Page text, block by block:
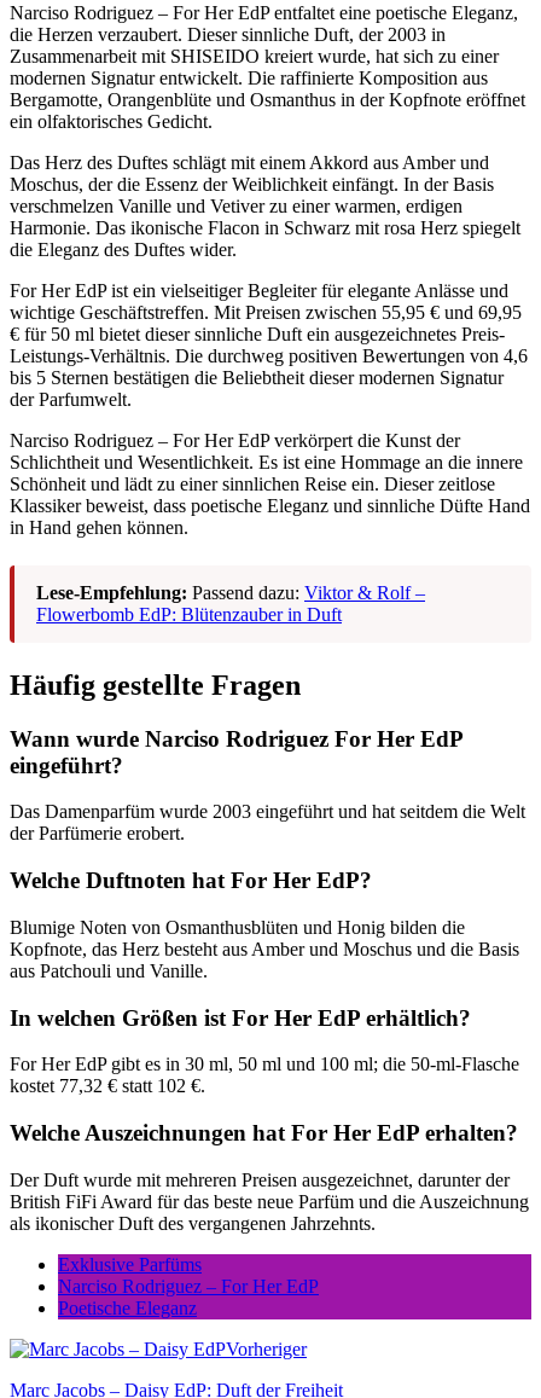
Narciso Rodriguez – For Her EdP entfaltet eine poetische Eleganz,
die Herzen verzaubert. Dieser sinnliche Duft, der 2003 in
Zusammenarbeit mit SHISEIDO kreiert wurde, hat sich zu einer
modernen Signatur entwickelt. Die raffinierte Komposition aus
Bergamotte, Orangenblüte und Osmanthus in der Kopfnote eröffnet
ein olfaktorisches Gedicht.
Das Herz des Duftes schlägt mit einem Akkord aus Amber und
Moschus, der die Essenz der Weiblichkeit einfängt. In der Basis
verschmelzen Vanille und Vetiver zu einer warmen, erdigen
Harmonie. Das ikonische Flacon in Schwarz mit rosa Herz spiegelt
die Eleganz des Duftes wider.
For Her EdP ist ein vielseitiger Begleiter für elegante Anlässe und
wichtige Geschäftstreffen. Mit Preisen zwischen 55,95 € und 69,95
€ für 50 ml bietet dieser sinnliche Duft ein ausgezeichnetes Preis-
Leistungs-Verhältnis. Die durchweg positiven Bewertungen von 4,6
bis 5 Sternen bestätigen die Beliebtheit dieser modernen Signatur
der Parfumwelt.
Narciso Rodriguez – For Her EdP verkörpert die Kunst der
Schlichtheit und Wesentlichkeit. Es ist eine Hommage an die innere
Schönheit und lädt zu einer sinnlichen Reise ein. Dieser zeitlose
Klassiker beweist, dass poetische Eleganz und sinnliche Düfte Hand
in Hand gehen können.
Lese-Empfehlung: Passend dazu: Viktor & Rolf –
Flowerbomb EdP: Blütenzauber in Duft
Häufig gestellte Fragen
Wann wurde Narciso Rodriguez For Her EdP
eingeführt?
Das Damenparfüm wurde 2003 eingeführt und hat seitdem die Welt
der Parfümerie erobert.
Welche Duftnoten hat For Her EdP?
Blumige Noten von Osmanthusblüten und Honig bilden die
Kopfnote, das Herz besteht aus Amber und Moschus und die Basis
aus Patchouli und Vanille.
In welchen Größen ist For Her EdP erhältlich?
For Her EdP gibt es in 30 ml, 50 ml und 100 ml; die 50-ml-Flasche
kostet 77,32 € statt 102 €.
Welche Auszeichnungen hat For Her EdP erhalten?
Der Duft wurde mit mehreren Preisen ausgezeichnet, darunter der
British FiFi Award für das beste neue Parfüm und die Auszeichnung
als ikonischer Duft des vergangenen Jahrzehnts.
Exklusive Parfüms
Narciso Rodriguez – For Her EdP
Poetische Eleganz
Vorheriger
Marc Jacobs – Daisy EdP: Duft der Freiheit